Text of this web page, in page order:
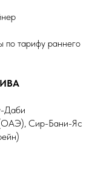
тарифу раннего
Даби
Сир-Бани-Яс